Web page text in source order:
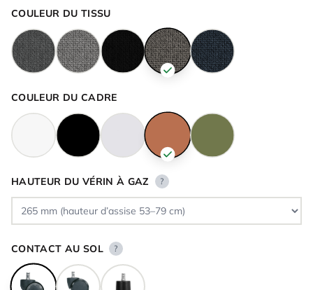
COULEUR DU TISSU
COULEUR DU CADRE
HAUTEUR DU VÉRIN À GAZ ?
CONTACT AU SOL ?